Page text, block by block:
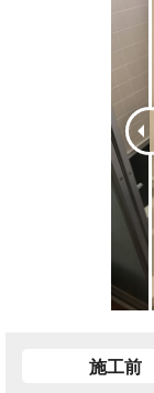
施工前